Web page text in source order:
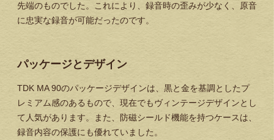
先端のものでした。これにより、録音時の歪みが少なく、原音
に忠実な録音が可能だったのです。
パッケージとデザイン
TDK MA 90のパッケージデザインは、黒と金を基調としたプ
レミアム感のあるもので、現在でもヴィンテージデザインとし
て人気があります。また、防磁シールド機能を持つケースは、
録音内容の保護にも優れていました。